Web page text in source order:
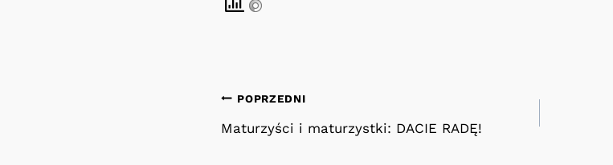
Nawigacja
wpisu
POPRZEDNI
Maturzyści i maturzystki: DACIE RADĘ!